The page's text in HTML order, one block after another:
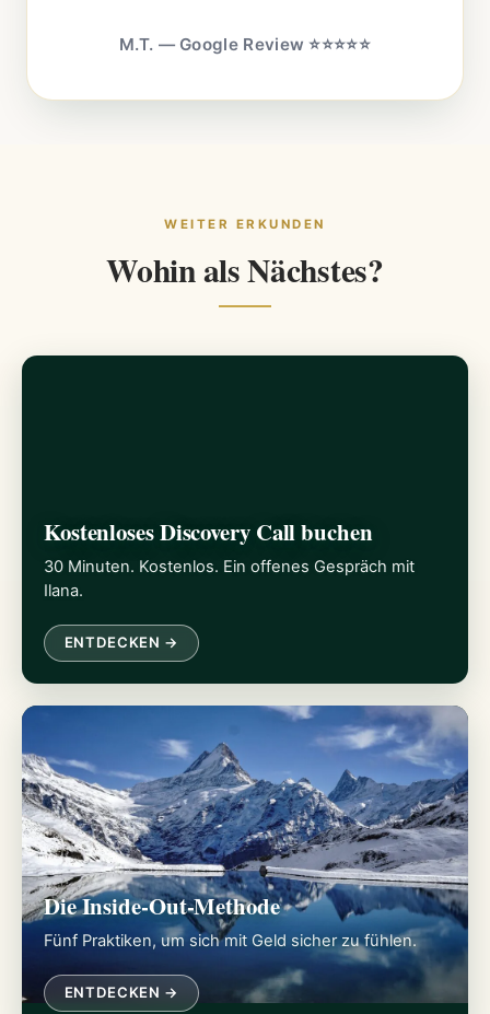
M.T. — Google Review ⭐⭐⭐⭐⭐
WEITER ERKUNDEN
Wohin als Nächstes?
Kostenloses Discovery Call buchen
30 Minuten. Kostenlos. Ein offenes Gespräch mit
Ilana.
ENTDECKEN →
Die Inside-Out-Methode
Fünf Praktiken, um sich mit Geld sicher zu fühlen.
ENTDECKEN →